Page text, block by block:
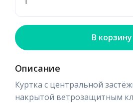
В корзину
Описание
Куртка с центральной
накрытой ветрозащитным